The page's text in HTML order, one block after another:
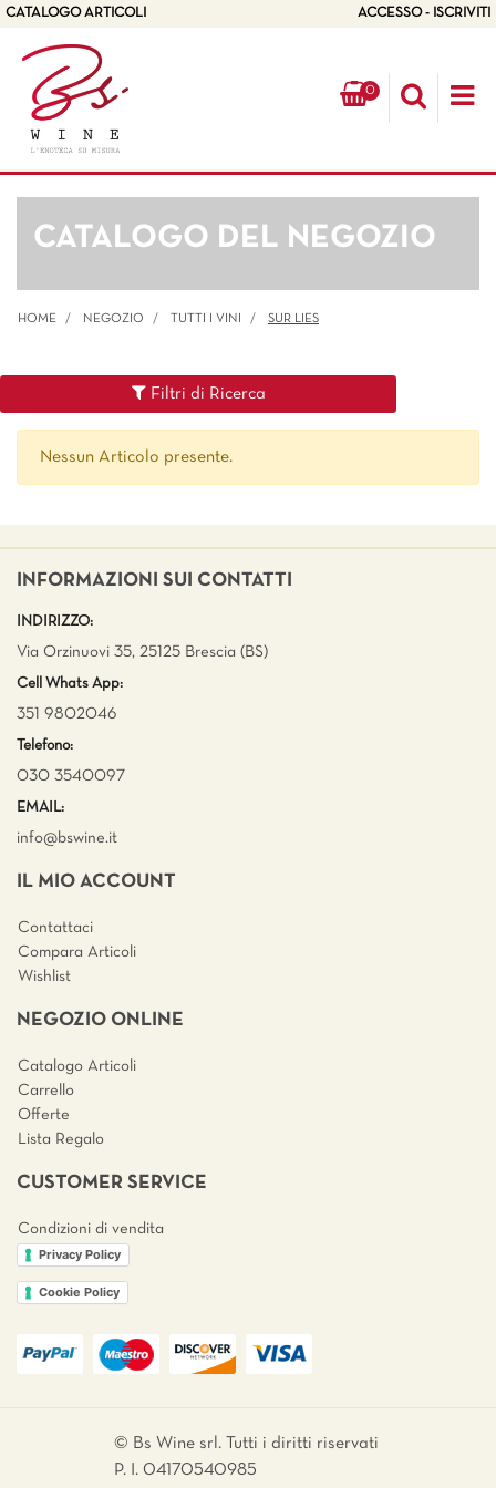
CATALOGO ARTICOLI ACCESSO - ISCRIVITI
0
CATALOGO DEL NEGOZIO
HOME NEGOZIO TUTTI I VINI SUR LIES
Filtri di Ricerca
Nessun Articolo presente.
INFORMAZIONI SUI CONTATTI
INDIRIZZO:
Via Orzinuovi 35, 25125 Brescia (BS)
Cell Whats App:
351 9802046
Telefono:
030 3540097
EMAIL:
info@bswine.it
IL MIO ACCOUNT
Contattaci
Compara Articoli
Wishlist
NEGOZIO ONLINE
Catalogo Articoli
Carrello
Offerte
Lista Regalo
CUSTOMER SERVICE
Condizioni di vendita
Privacy Policy
Cookie Policy
© Bs Wine srl. Tutti i diritti riservati
P. I. 04170540985